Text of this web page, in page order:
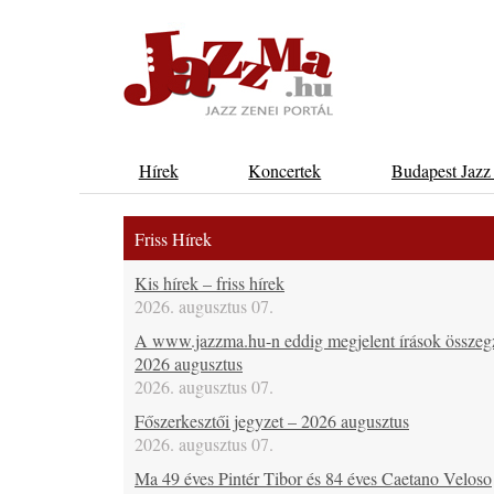
Hírek Koncertek Budapest
Friss Hírek
Kis hírek – friss hírek
2026. augusztus 07.
A www.jazzma.hu-n eddig megjelent írások
2026 augusztus
2026. augusztus 07.
Főszerkesztői jegyzet – 2026 augusztus
2026. augusztus 07.
Ma 49 éves Pintér Tibor és 84 éves Caetano Veloso